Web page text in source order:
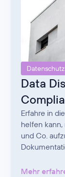
Datenschutz
Data
Erfahre in
helfen
und Co.
Mehr